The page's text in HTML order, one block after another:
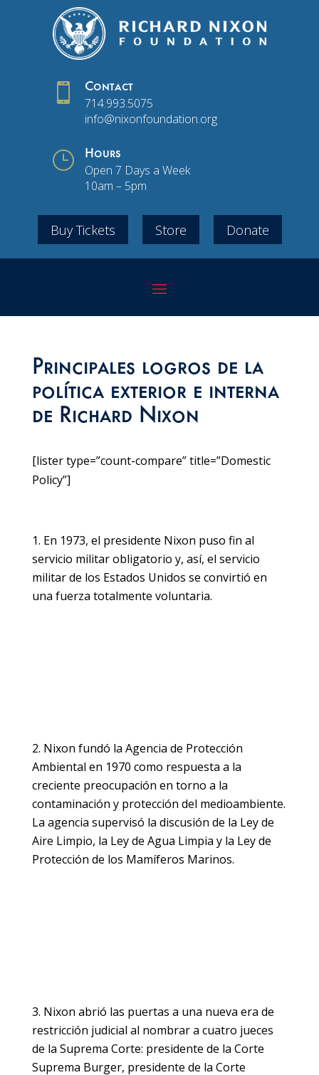
 Contact
714.993.5075
info@nixonfoundation.org
} Hours
Open 7 Days a Week
10am – 5pm
Buy Tickets Store Donate
Principales logros de la
política exterior e interna
de Richard Nixon
[lister type=”count-compare” title=”Domestic
Policy”]
En 1973, el presidente Nixon puso fin al
servicio militar obligatorio y, así, el servicio
militar de los Estados Unidos se convirtió en
una fuerza totalmente voluntaria.
Nixon fundó la Agencia de Protección
Ambiental en 1970 como respuesta a la
creciente preocupación en torno a la
contaminación y protección del medioambiente.
La agencia supervisó la discusión de la Ley de
Aire Limpio, la Ley de Agua Limpia y la Ley de
Protección de los Mamíferos Marinos.
Nixon abrió las puertas a una nueva era de
restricción judicial al nombrar a cuatro jueces
de la Suprema Corte: presidente de la Corte
Suprema Burger, presidente de la Corte